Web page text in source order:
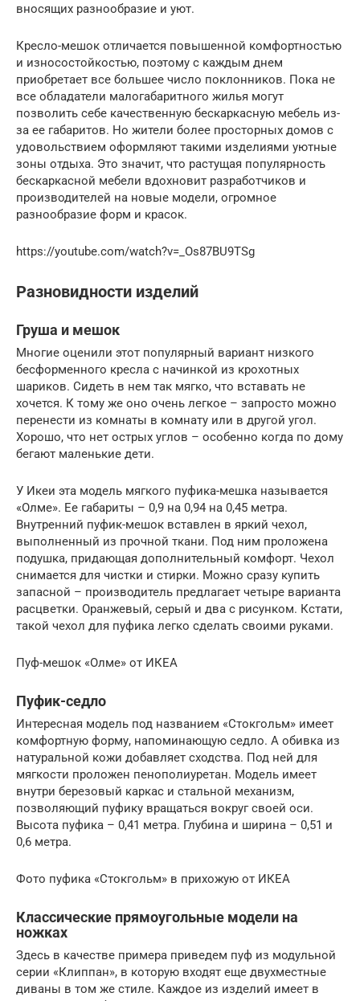
вносящих разнообразие и уют.
Кресло-мешок отличается повышенной комфортностью
и износостойкостью, поэтому с каждым днем
приобретает все большее число поклонников. Пока не
все обладатели малогабаритного жилья могут
позволить себе качественную бескаркасную мебель из-
за ее габаритов. Но жители более просторных домов с
удовольствием оформляют такими изделиями уютные
зоны отдыха. Это значит, что растущая популярность
бескаркасной мебели вдохновит разработчиков и
производителей на новые модели, огромное
разнообразие форм и красок.
https://youtube.com/watch?v=_Os87BU9TSg
Разновидности изделий
Груша и мешок
Многие оценили этот популярный вариант низкого
бесформенного кресла с начинкой из крохотных
шариков. Сидеть в нем так мягко, что вставать не
хочется. К тому же оно очень легкое – запросто можно
перенести из комнаты в комнату или в другой угол.
Хорошо, что нет острых углов – особенно когда по дому
бегают маленькие дети.
У Икеи эта модель мягкого пуфика-мешка называется
«Олме». Ее габариты – 0,9 на 0,94 на 0,45 метра.
Внутренний пуфик-мешок вставлен в яркий чехол,
выполненный из прочной ткани. Под ним проложена
подушка, придающая дополнительный комфорт. Чехол
снимается для чистки и стирки. Можно сразу купить
запасной – производитель предлагает четыре варианта
расцветки. Оранжевый, серый и два с рисунком. Кстати,
такой чехол для пуфика легко сделать своими руками.
Пуф-мешок «Олме» от ИКЕА
Пуфик-седло
Интересная модель под названием «Стокгольм» имеет
комфортную форму, напоминающую седло. А обивка из
натуральной кожи добавляет сходства. Под ней для
мягкости проложен пенополиуретан. Модель имеет
внутри березовый каркас и стальной механизм,
позволяющий пуфику вращаться вокруг своей оси.
Высота пуфика – 0,41 метра. Глубина и ширина – 0,51 и
0,6 метра.
Фото пуфика «Стокгольм» в прихожую от ИКЕА
Классические прямоугольные модели на
ножках
Здесь в качестве примера приведем пуф из модульной
серии «Клиппан», в которую входят еще двухместные
диваны в том же стиле. Каждое из изделий имеет в